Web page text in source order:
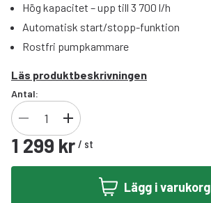
Hög kapacitet – upp till 3 700 l/h
Automatisk start/stopp-funktion
Rostfri pumpkammare
Läs produktbeskrivningen
Antal:
1 299 kr / st
Lägg i varukorg